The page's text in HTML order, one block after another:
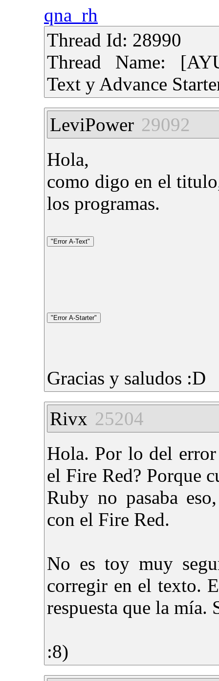
qna_rh
Thread Id: 28990
Thread Name:
Text y Advance
LeviPower 29092
Hola,
como digo en el
los programas.
Gracias y saludos :D
Rivx 25204
Hola. Por lo del error
el Fire Red? Porque
Ruby no pasaba
con el Fire Red.
No es toy muy
corregir en el texto.
respuesta que la mía.
:8)